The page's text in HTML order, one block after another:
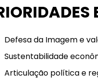
Defesa da Imagem e
Sustentabilidade
Articulação política e